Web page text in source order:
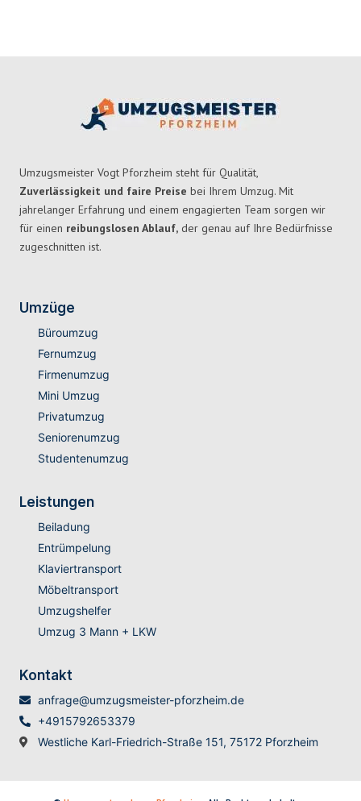
Umzugsmeister Vogt Pforzheim steht für Qualität,
Zuverlässigkeit und faire Preise bei Ihrem Umzug. Mit
jahrelanger Erfahrung und einem engagierten Team sorgen wir
für einen reibungslosen Ablauf, der genau auf Ihre Bedürfnisse
zugeschnitten ist.
Umzüge
Büroumzug
Fernumzug
Firmenumzug
Mini Umzug
Privatumzug
Seniorenumzug
Studentenumzug
Leistungen
Beiladung
Entrümpelung
Klaviertransport
Möbeltransport
Umzugshelfer
Umzug 3 Mann + LKW
Kontakt
anfrage@umzugsmeister-pforzheim.de
+4915792653379
Westliche Karl-Friedrich-Straße 151, 75172 Pforzheim